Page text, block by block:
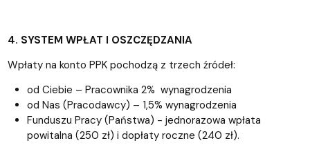
4. SYSTEM WPŁAT I OSZCZĘDZANIA
Wpłaty na konto PPK pochodzą z trzech źródeł:
od Ciebie – Pracownika 2% wynagrodzenia
od Nas (Pracodawcy) – 1,5% wynagrodzenia
Funduszu Pracy (Państwa) - jednorazowa wpłata
powitalna (250 zł) i dopłaty roczne (240 zł).